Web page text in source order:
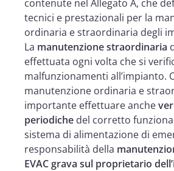
contenute nel Allegato A, che
tecnici e prestazionali per la
ordinaria e straordinaria degli
La manutenzione straordinaria
effettuata ogni volta che si
malfunzionamenti all’impianto.
manutenzione ordinaria e
importante effettuare anche
periodiche del corretto
sistema di alimentazione di
responsabilità della
EVAC grava sul proprietario